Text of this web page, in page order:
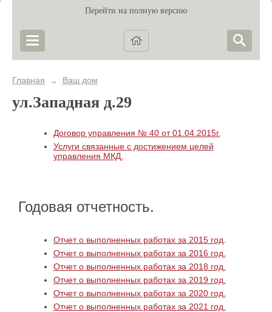
Перейти на полную версию
Главная → Ваш дом
ул.Западная д.29
Договор управления № 40 от 01.04.2015г.
Услуги связанные с достижением целей
управления МКД.
Годовая отчетность.
Отчет о выполненных работах за 2015 год
Отчет о выполненных работах за 2016 год.
Отчет о выполненных работах за 2018 год.
Отчет о выполненных работах за 2019 год.
Отчет о выполненных работах за 2020 год.
Отчет о выполненных работах за 2021 год.